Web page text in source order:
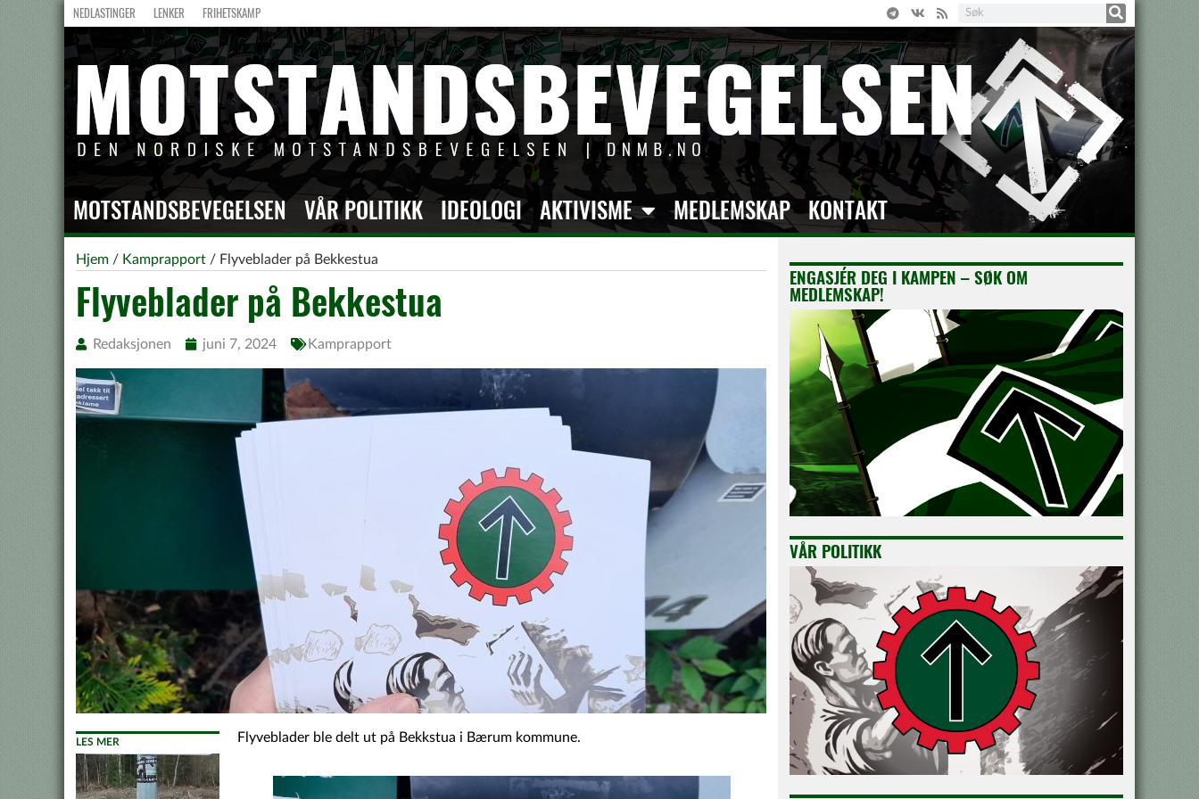
NEDLASTINGER LENKER FRIHETSKAMP
MOTSTANDSBEVEGELSEN VÅR POLITIKK IDEOLOGI AKTIVISME MEDLEMSKAP KONTAKT
Hjem / Kamprapport / Flyveblader på Bekkestua
Flyveblader på Bekkestua
Redaksjonen juni 7, 2024 Kamprapport
LES MER Flyveblader ble delt ut på Bekkstua i Bærum kommune.
ENGASJÉR DEG I KAMPEN – SØK OM
MEDLEMSKAP!
VÅR POLITIKK